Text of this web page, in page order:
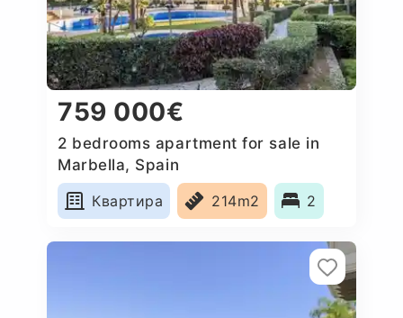
759 000€
2 bedrooms apartment for sale in
Marbella, Spain
Квартира
214m2 2